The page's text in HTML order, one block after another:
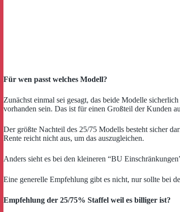
Für wen passt welches Modell?
Zunächst einmal sei gesagt, das beide Modelle
vorhanden sein. Das ist für einen Großteil der Kunden
Der größte Nachteil des 25/75 Modells besteht sicher
Rente reicht nicht aus, um das auszugleichen.
Anders sieht es bei den kleineren “BU
Eine generelle Empfehlung gibt es nicht, nur sollte bei
Empfehlung der 25/75% Staffel weil es billiger ist?